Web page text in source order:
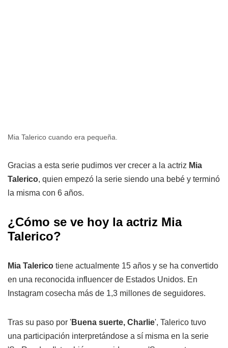
Mia Talerico cuando era pequeña.
Gracias a esta serie pudimos ver crecer a la actriz Mia
Talerico, quien empezó la serie siendo una bebé y terminó
la misma con 6 años.
¿Cómo se ve hoy la actriz Mia
Talerico?
Mia Talerico tiene actualmente 15 años y se ha convertido
en una reconocida influencer de Estados Unidos. En
Instagram cosecha más de 1,3 millones de seguidores.
Tras su paso por 'Buena suerte, Charlie', Talerico tuvo
una participación interpretándose a sí misma en la serie